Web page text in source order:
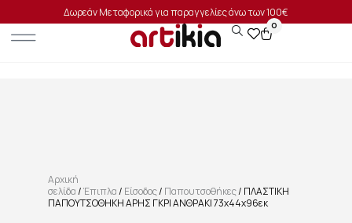
Δωρεάν Μεταφορικά για παραγγελίες άνω των 100€
0
Αρχική
σελίδα/Έπιπλα/ Είσοδος/ Παπουτσοθήκες/ ΠΛΑΣΤΙΚΗ
ΠΑΠΟΥΤΣΟΘΗΚΗ ΑΡΗΣ ΓΚΡΙ ΑΝΘΡΑΚΙ 73x44x96εκ